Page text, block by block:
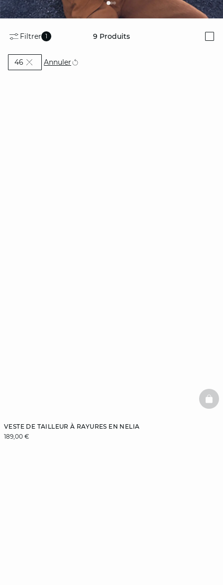
Filtrer 1 9 Produits
46 Actuellement affiné par Taille: 46
Annuler
VESTE DE TAILLEUR À RAYURES EN NELIA
189,00 €